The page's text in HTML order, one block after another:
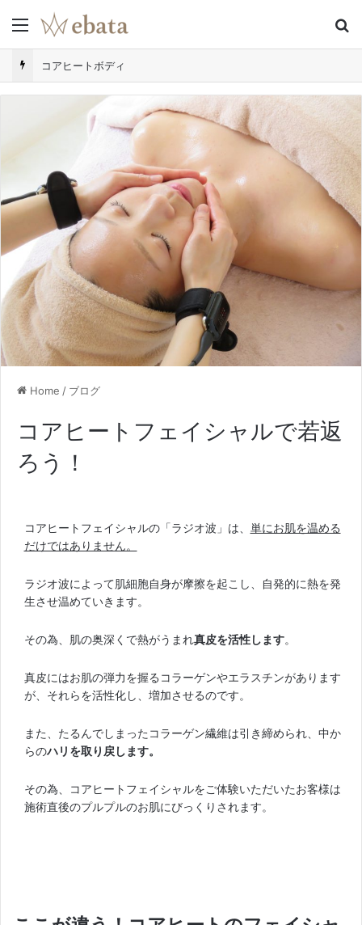
Menu
コアヒートボディ
Home / ブログ
コアヒートフェイシャルで若返
ろう！
コアヒートフェイシャルの「ラジオ波」は、 単にお肌を温める
だけではありません。
ラジオ波によって肌細胞自身が摩擦を起こし、自発的に熱を発
生させ温めていきます。
その為、肌の奥深くで熱がうまれ真皮を活性します。
真皮にはお肌の弾力を握るコラーゲンやエラスチンがあります
が、それらを活性化し、増加させるのです。
また、たるんでしまったコラーゲン繊維は引き締められ、中か
らのハリを取り戻します。
その為、コアヒートフェイシャルをご体験いただいたお客様は
施術直後のプルプルのお肌にびっくりされます。